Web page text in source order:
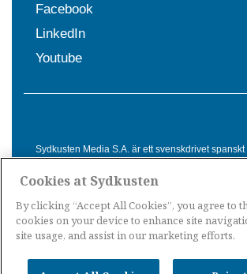
Facebook
LinkedIn
Youtube
Sydkusten Media S.A. är ett svenskdrivet
Spanien. Genom nyhetsbevakning av hela
informationsförmedling för svenskar i Spanien.
Cookies at Sydkusten
By clicking “Accept All Cookies”, you agree to
cookies on your device to enhance site
site usage, and assist in our marketing efforts.